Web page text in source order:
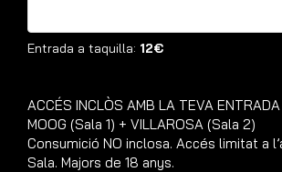
Entrada a taquilla: 12€
ACCÉS INCLÒS AMB LA TEVA ENTRADA
MOOG (Sala 1) + VILLAROSA (Sala 2)
Consumició NO inclosa. Accés limitat a
Sala. Majors de 18 anys.